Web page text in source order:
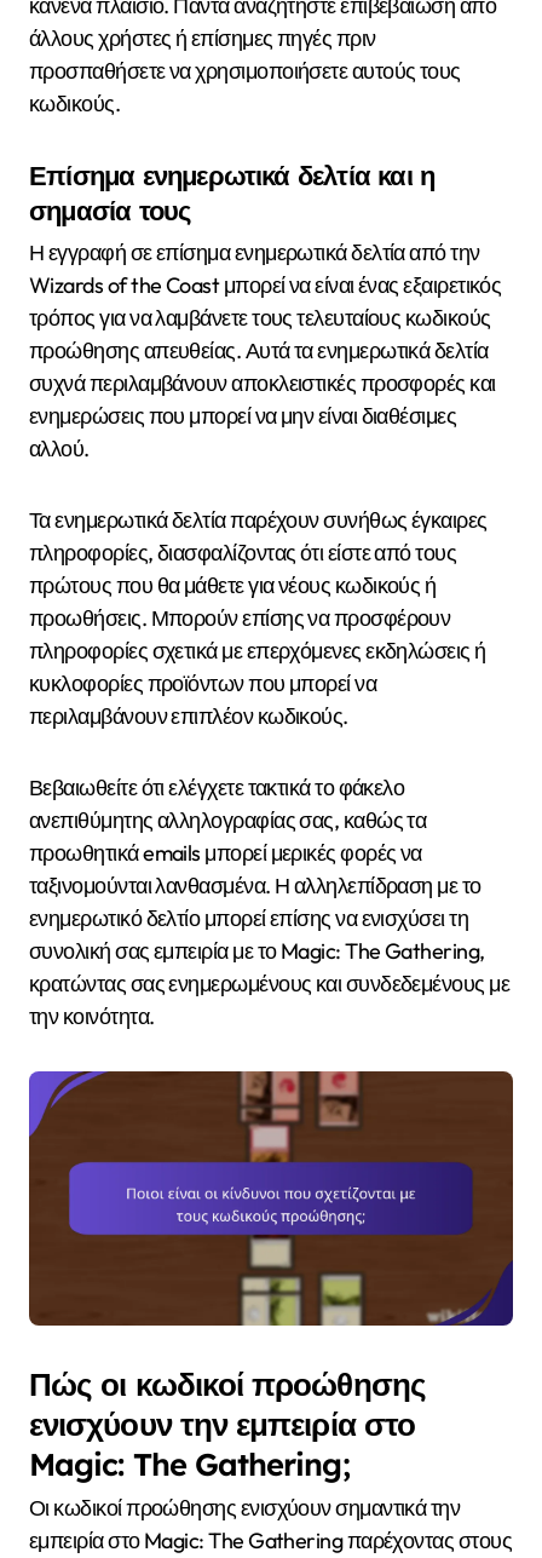
άλλους χρήστες ή επίσημες πηγές πριν
προσπαθήσετε να χρησιμοποιήσετε αυτούς τους
κωδικούς.
Επίσημα ενημερωτικά δελτία και η
σημασία τους
Η εγγραφή σε επίσημα ενημερωτικά δελτία από την
Wizards of the Coast μπορεί να είναι ένας εξαιρετικός
τρόπος για να λαμβάνετε τους τελευταίους κωδικούς
προώθησης απευθείας. Αυτά τα ενημερωτικά δελτία
συχνά περιλαμβάνουν αποκλειστικές προσφορές και
ενημερώσεις που μπορεί να μην είναι διαθέσιμες
αλλού.
Τα ενημερωτικά δελτία παρέχουν συνήθως έγκαιρες
πληροφορίες, διασφαλίζοντας ότι είστε από τους
πρώτους που θα μάθετε για νέους κωδικούς ή
προωθήσεις. Μπορούν επίσης να προσφέρουν
πληροφορίες σχετικά με επερχόμενες εκδηλώσεις ή
κυκλοφορίες προϊόντων που μπορεί να
περιλαμβάνουν επιπλέον κωδικούς.
Βεβαιωθείτε ότι ελέγχετε τακτικά το φάκελο
ανεπιθύμητης αλληλογραφίας σας, καθώς τα
προωθητικά emails μπορεί μερικές φορές να
ταξινομούνται λανθασμένα. Η αλληλεπίδραση με το
ενημερωτικό δελτίο μπορεί επίσης να ενισχύσει τη
συνολική σας εμπειρία με το Magic: The Gathering,
κρατώντας σας ενημερωμένους και συνδεδεμένους με
την κοινότητα.
Πώς οι κωδικοί προώθησης
ενισχύουν την εμπειρία στο
Magic: The Gathering;
Οι κωδικοί προώθησης ενισχύουν σημαντικά την
εμπειρία στο Magic: The Gathering παρέχοντας στους